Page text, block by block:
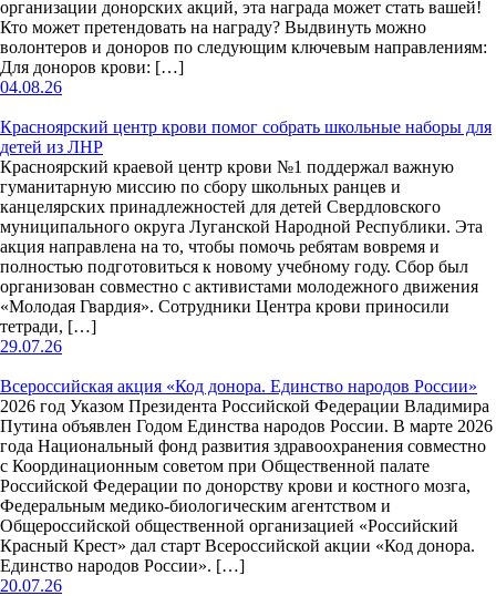
организации донорских акций, эта награда может стать вашей!
Кто может претендовать на награду? Выдвинуть можно
волонтеров и доноров по следующим ключевым направлениям:
Для доноров крови: […]
04.08.26
Красноярский центр крови помог собрать школьные наборы для
детей из ЛНР
Красноярский краевой центр крови №1 поддержал важную
гуманитарную миссию по сбору школьных ранцев и
канцелярских принадлежностей для детей Свердловского
муниципального округа Луганской Народной Республики. Эта
акция направлена на то, чтобы помочь ребятам вовремя и
полностью подготовиться к новому учебному году. Сбор был
организован совместно с активистами молодежного движения
«Молодая Гвардия». Сотрудники Центра крови приносили
тетради, […]
29.07.26
Всероссийская акция «Код донора. Единство народов России»
2026 год Указом Президента Российской Федерации Владимира
Путина объявлен Годом Единства народов России. В марте 2026
года Национальный фонд развития здравоохранения совместно
с Координационным советом при Общественной палате
Российской Федерации по донорству крови и костного мозга,
Федеральным медико-биологическим агентством и
Общероссийской общественной организацией «Российский
Красный Крест» дал старт Всероссийской акции «Код донора.
Единство народов России». […]
20.07.26